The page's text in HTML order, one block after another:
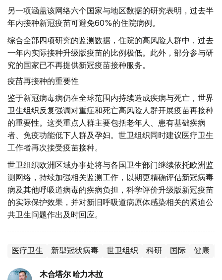
另一项涵盖该网络六个国家与地区数据的研究表明，过去半
年内接种新冠疫苗可避免60%的住院病例。
综合全部四项研究的监测数据，住院的高风险人群中，过去
一年内实际接种升级版疫苗的比例极低。此外，部分参与研
究的国家已不再提供新冠疫苗接种服务。
疫苗再接种的重要性
鉴于新冠病毒病仍在全球范围内持续造成疾病与死亡，世界
卫生组织反复强调对重症和死亡高风险人群开展疫苗再接种
的重要性。这类重点人群主要包括老年人、患有基础疾病
者、免疫功能低下人群及孕妇。世卫组织同时建议医疗卫生
工作者再次接受疫苗接种。
世卫组织欧洲区域办事处将与各国卫生部门继续依托欧洲监
测网络，持续加强相关监测工作，以期更精确评估新冠病毒
病及其他呼吸道病毒的疾病负担，科学评价升级版新冠疫苗
的实际保护效果，并对新旧呼吸道病原体感染相关的紧迫公
共卫生问题作出及时回应。
医疗卫生 新型冠状病毒 世卫组织 科研 国际 健康
木合塔尔 哈力木拉